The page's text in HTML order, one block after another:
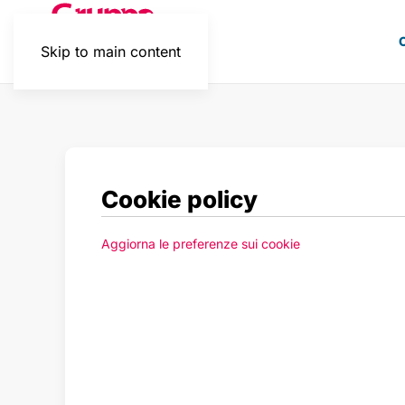
Skip to main content
Cookie policy
Aggiorna le preferenze sui cookie